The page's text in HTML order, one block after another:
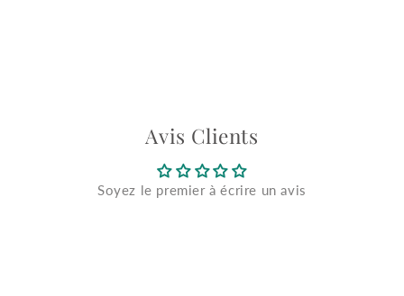
Avis Clients
Soyez le premier à écrire un avis